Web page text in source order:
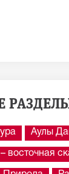
Аулы
восточная